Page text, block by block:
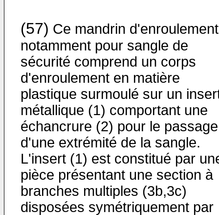
(57) Ce mandrin d'enroulement
notamment pour sangle de
sécurité comprend un corps
d'enroulement en matière
plastique surmoulé sur un
métallique (1) comportant une
échancrure (2) pour le passage
d'une extrémité de la sangle.
L'insert (1) est constitué par
pièce présentant une section à
branches multiples (3b,3c)
disposées symétriquement par